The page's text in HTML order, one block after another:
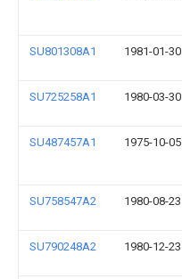
SU801308A1 1981-01-30
SU725258A1 1980-03-30
SU487457A1 1975-10-05
SU758547A2 1980-08-23
SU790248A2 1980-12-23